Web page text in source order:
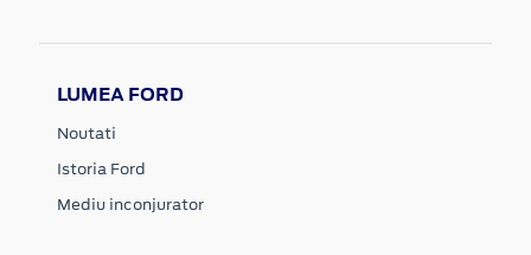
LUMEA FORD
Noutati
Istoria Ford
Mediu inconjurator